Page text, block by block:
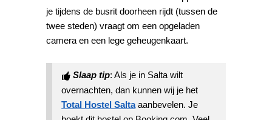
je tijdens de busrit doorheen rijdt (tussen de
twee steden) vraagt om een opgeladen
camera en een lege geheugenkaart.
Slaap tip: Als je in Salta wilt
overnachten, dan kunnen wij je het
Total Hostel Saltaaanbevelen. Je